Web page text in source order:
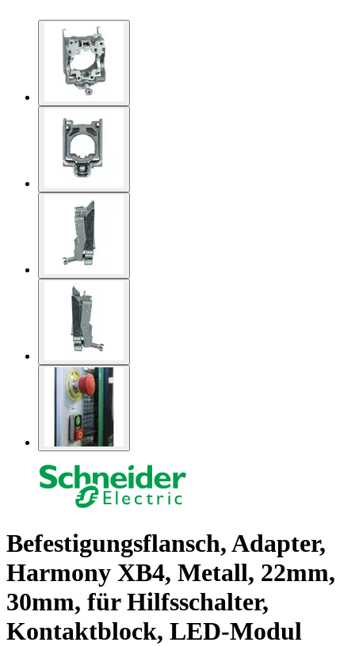
Befestigungsflansch, Adapter,
Harmony XB4, Metall, 22mm,
30mm, für Hilfsschalter,
Kontaktblock, LED-Modul